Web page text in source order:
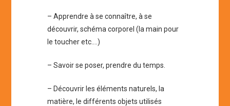
– Apprendre à se connaître, à se
découvrir, schéma corporel (la main pour
le toucher etc….)
– Savoir se poser, prendre du temps.
– Découvrir les éléments naturels, la
matière, le différents objets utilisés